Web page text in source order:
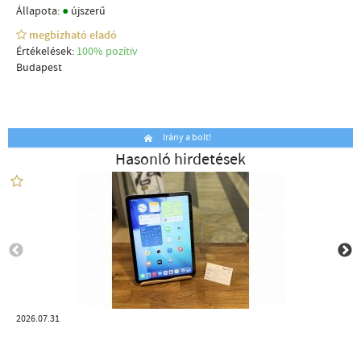
Állapota: ● újszerű
megbízható eladó
Értékelések: 100% pozítiv
Budapest
Irány a bolt!
Hasonló hirdetések
2026.07.31